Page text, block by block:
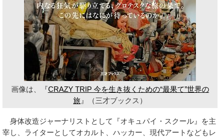
画像は、『CRAZY TRIP 今を生き抜くための“最果て”世界の
旅 』（三才ブックス）
身体改造ジャーナリストとして『オキュパイ・スクール』を主
宰し、ライターとしてオカルト、ハッカー、現代アートなどもレ